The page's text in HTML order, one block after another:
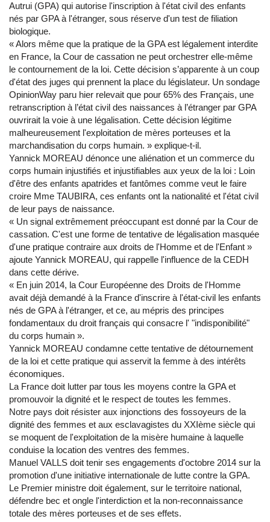
Autrui (GPA) qui autorise l'inscription à l'état civil des enfants
nés par GPA à l'étranger, sous réserve d'un test de filiation
biologique.
« Alors même que la pratique de la GPA est légalement interdite
en France, la Cour de cassation ne peut orchestrer elle-même
le contournement de la loi. Cette décision s’apparente à un coup
d'état des juges qui prennent la place du législateur. Un sondage
OpinionWay paru hier relevait que pour 65% des Français, une
retranscription à l’état civil des naissances à l’étranger par GPA
ouvrirait la voie à une légalisation. Cette décision légitime
malheureusement l'exploitation de mères porteuses et la
marchandisation du corps humain. » explique-t-il.
Yannick MOREAU dénonce une aliénation et un commerce du
corps humain injustifiés et injustifiables aux yeux de la loi : Loin
d'être des enfants apatrides et fantômes comme veut le faire
croire Mme TAUBIRA, ces enfants ont la nationalité et l'état civil
de leur pays de naissance.
« Un signal extrêmement préoccupant est donné par la Cour de
cassation. C'est une forme de tentative de légalisation masquée
d'une pratique contraire aux droits de l'Homme et de l'Enfant »
ajoute Yannick MOREAU, qui rappelle l'influence de la CEDH
dans cette dérive.
« En juin 2014, la Cour Européenne des Droits de l'Homme
avait déjà demandé à la France d'inscrire à l'état-civil les enfants
nés de GPA à l'étranger, et ce, au mépris des principes
fondamentaux du droit français qui consacre l' "indisponibilité"
du corps humain ».
Yannick MOREAU condamne cette tentative de détournement
de la loi et cette pratique qui asservit la femme à des intérêts
économiques.
La France doit lutter par tous les moyens contre la GPA et
promouvoir la dignité et le respect de toutes les femmes.
Notre pays doit résister aux injonctions des fossoyeurs de la
dignité des femmes et aux esclavagistes du XXIème siècle qui
se moquent de l'exploitation de la misère humaine à laquelle
conduise la location des ventres des femmes.
Manuel VALLS doit tenir ses engagements d'octobre 2014 sur la
promotion d'une initiative internationale de lutte contre la GPA.
Le Premier ministre doit également, sur le territoire national,
défendre bec et ongle l'interdiction et la non-reconnaissance
totale des mères porteuses et de ses effets.